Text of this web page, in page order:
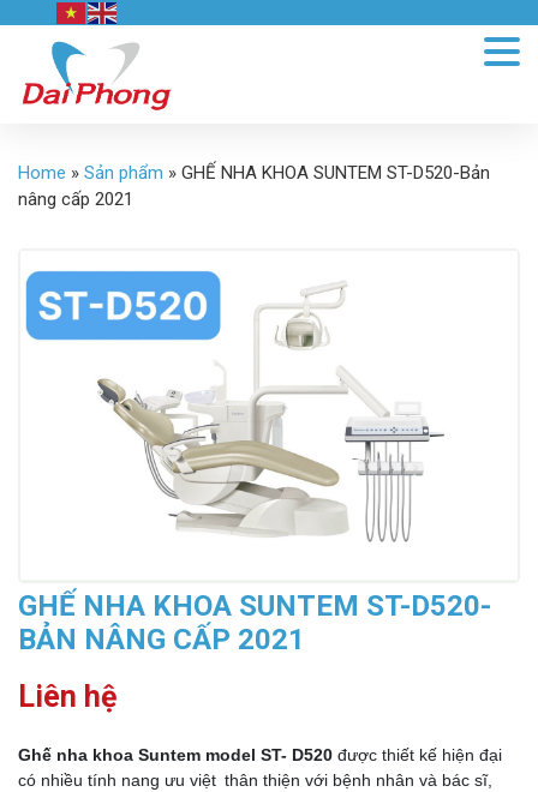
Home » Sản phẩm » GHẾ NHA KHOA SUNTEM ST-D520-Bản
nâng cấp 2021
GHẾ NHA KHOA SUNTEM ST-D520-
BẢN NÂNG CẤP 2021
Liên hệ
Ghế nha khoa Suntem model ST- D520 được thiết kế hiện đại
có nhiều tính nang ưu việt thân thiện với bệnh nhân và bác sĩ,